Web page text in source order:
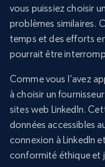
vous puissiez choisir
problèmes similaires.
temps et des efforts
pourrait être
Comme vous l’avez
à choisir un
sites web LinkedIn.
données accessibles
connexion à LinkedIn
conformité éthique et